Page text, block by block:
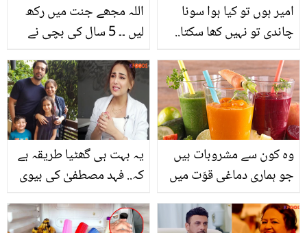
اللہ مجھے جنت میں رکھ
لیں ۔۔ 5 سال کی بچی نے
کو مولیوں کو بھی حیران
کردیا، اس کام میں کتنا
وقت لگا؟
امیر ہوں تو کیا ہوا سونا
چاندی تو نہیں کھا سکتا..
سستے کھانے پسند ہیں؟
یہ بہت ہی گھٹیا طریقہ ہے
کہ.. فہد مصطفیٰ کی بیوی
شاہ میدان میں آگئیں
وہ کون سے مشروبات ہیں
جو ہماری دماغی قوّت میں
جانیئے ان کے فوائد